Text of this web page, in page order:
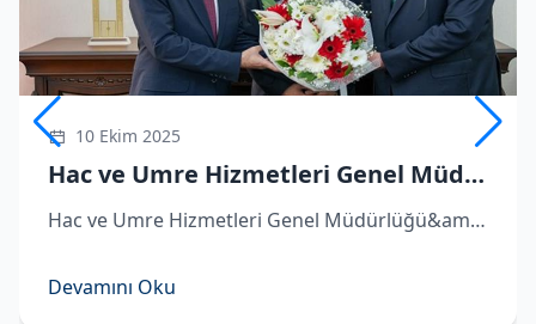
10 Ekim 2025
Hac ve Umre Hizmetleri Genel Müdürü Demirhan göreve başladı
Hac ve Umre Hizmetleri Genel Müdürlüğü&amp;#039;ne atanan Hüseyin Demirhan görevi Remzi Bircan&amp;#039;dan devraldı. ​Hac ve Umre Hizmetleri Genel Müdürlüğü&amp;#039;ne atanan Hüseyin Demirhan, Diyanet İşleri Başkanlığı&amp;#039;nda d
Devamını Oku